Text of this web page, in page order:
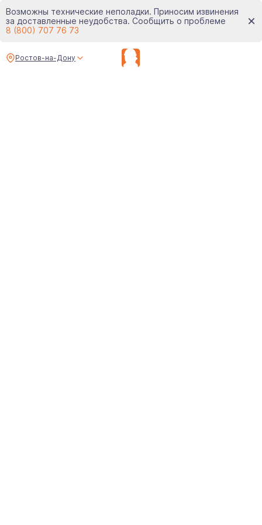
Возможны технические неполадки. Приносим извинения
за доставленные неудобства. Сообщить о проблеме
8 (800) 707 76 73
Ростов-на-Дону